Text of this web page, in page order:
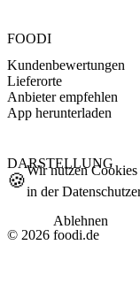
FOODI
Kundenbewertungen
Lieferorte
Anbieter empfehlen
App herunterladen
DARSTELLUNG
© 2026 foodi.de
🍪Wir nutzen
in der
Ablehnen